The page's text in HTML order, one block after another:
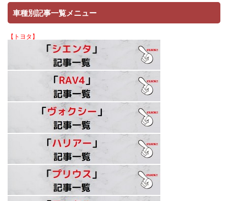
車種別記事一覧メニュー
【トヨタ】